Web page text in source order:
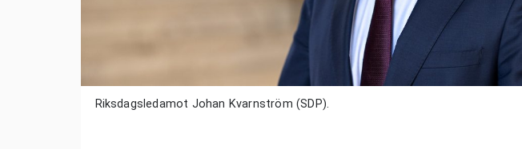
Riksdagsledamot Johan Kvarnström (SDP).